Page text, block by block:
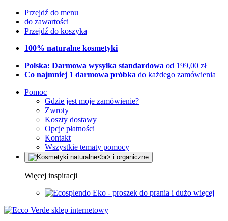
Przejdź do menu
do zawartości
Przejdź do koszyka
100% naturalne kosmetyki
Polska: Darmowa wysyłka standardowa od 199,00 zł
Co najmniej 1 darmowa próbka do każdego zamówienia
Pomoc
Gdzie jest moje zamówienie?
Zwroty
Koszty dostawy
Opcje płatności
Kontakt
Wszystkie tematy pomocy
Więcej inspiracji
Eko - proszek do prania i dużo więcej